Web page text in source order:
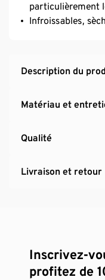
particulièrement
Infroissables,
Description du
Matériau et
Qualité
Livraison et retour
Inscrivez-
profitez de